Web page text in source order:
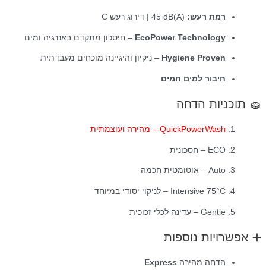
רמת רעש:
EcoPower Technology – חיסכון מתקדם באנרגיה ומים
Hygiene Proven – ניקיון והיגיינה מוכחים מעבדתית
חיבור למים חמים
🧽 תוכניות הדחה
QuickPowerWash – מהירה ועוצמתית
ECO – חסכונית
Auto – אוטומטית חכמה
Intensive 75°C – לניקוי יסודי במיוחד
Gentle – עדינה לכלי זכוכית
➕ אפשרויות נוספות
הדחה מהירה Express